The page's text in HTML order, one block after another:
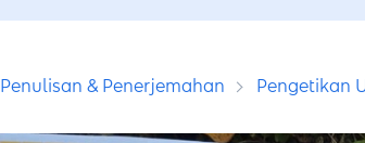
Penulisan & Penerjemahan Pengetikan